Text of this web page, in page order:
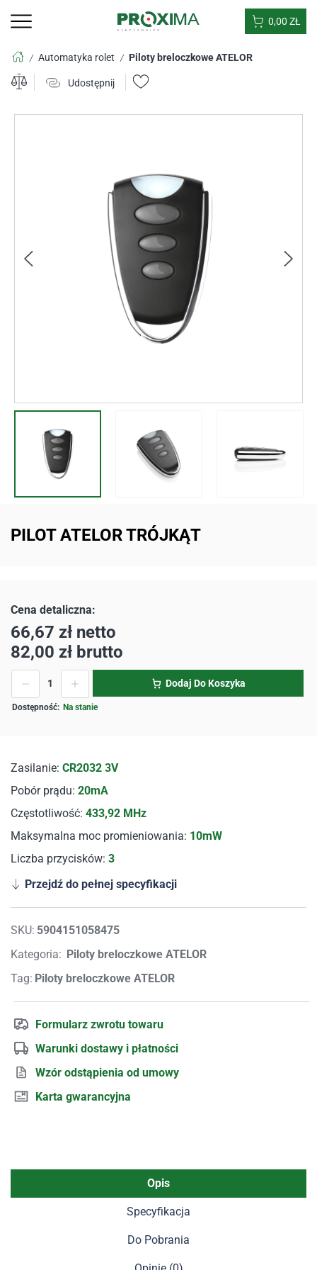
0,00 ZŁ
/ Automatyka rolet / Piloty breloczkowe ATELOR
Udostępnij
PILOT ATELOR TRÓJKĄT
Zasilanie: CR2032 3V
Pobór prądu: 20mA
Częstotliwość: 433,92 MHz
Maksymalna moc promieniowania: 10mW
Liczba przycisków: 3
Przejdź do pełnej specyfikacji
SKU: 5904151058475
Kategoria: Piloty breloczkowe ATELOR
Tag: Piloty breloczkowe ATELOR
Formularz zwrotu towaru
Warunki dostawy i płatności
Wzór odstąpienia od umowy
Karta gwarancyjna
66,67 zł netto
82,00 zł brutto
Na stanie
Dodaj Do Koszyka
Opis
Specyfikacja
Do Pobrania